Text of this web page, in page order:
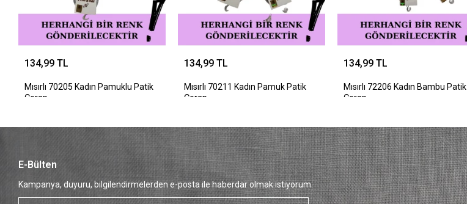
134,99 TL
Mısırlı 70205 Kadın Pamuklu Patik
Çorap
134,99 TL
Mısırlı 70211 Kadın Pamuk Patik
Çorap
134,99 TL
Mısırlı 72206 Kadın Bambu Patik
Çorap
E-Bülten
Kampanya, duyuru, bilgilendirmelerden e-posta ile haberdar olmak istiyorum.